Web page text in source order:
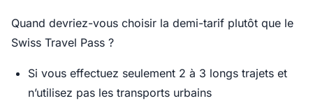
Quand devriez-vous choisir la demi-tarif plutôt que le
Swiss Travel Pass ?
Si vous effectuez seulement 2 à 3 longs trajets et
n’utilisez pas les transports urbains